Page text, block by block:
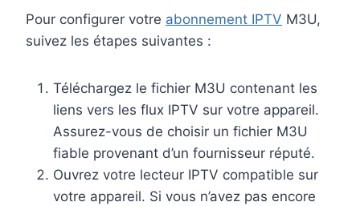
Pour configurer votre abonnement IPTV M3U,
suivez les étapes suivantes :
Téléchargez le fichier M3U contenant les
liens vers les flux IPTV sur votre appareil.
Assurez-vous de choisir un fichier M3U
fiable provenant d’un fournisseur réputé.
Ouvrez votre lecteur IPTV compatible sur
votre appareil. Si vous n’avez pas encore